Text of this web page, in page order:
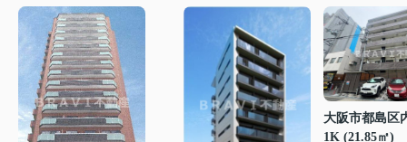
大阪市都島区
1K (21.85㎡)